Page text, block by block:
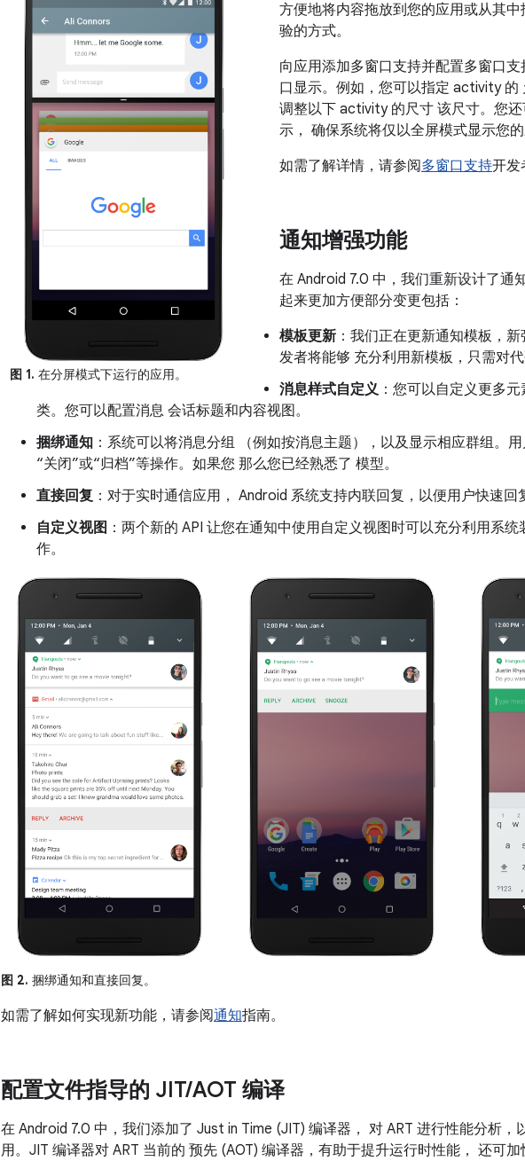
图 1. 在分屏模式下运行的应用。
方便地将内容拖放到您的应用或从其
验的方式。
向应用添加多窗口支持并配置多窗口
口显示。例如，您可以指定 activity 的
调整以下 activity 的尺寸 该尺寸。您
示， 确保系统将仅以全屏模式显示您的
如需了解详情，请参阅多窗口支持开发
通知增强功能
在 Android 7.0 中，我们重新设计了通
起来更加方便部分变更包括：
模板更新 ：我们正在更新通知模板，
发者将能够 充分利用新模板，只需对代
消息样式自定义 ：您可以自定义更多元
类。您可以配置消息 会话标题和内容视图。
捆绑通知 ：系统可以将消息分组 （例如按消息主题），以及显示相应群组。
“关闭”或“归档”等操作。如果您 那么您已经熟悉了 模型。
直接回复 ：对于实时通信应用， Android 系统支持内联回复，以便用户快速回
自定义视图 ：两个新的 API 让您在通知中使用自定义视图时可以充分利用系
作。
图 2. 捆绑通知和直接回复。
如需了解如何实现新功能，请参阅通知指南。
配置文件指导的 JIT/AOT 编译
在 Android 7.0 中，我们添加了 Just in Time (JIT) 编译器， 对 ART 进行性能分析，
用。JIT 编译器对 ART 当前的 预先 (AOT) 编译器，有助于提升运行时性能， 还可